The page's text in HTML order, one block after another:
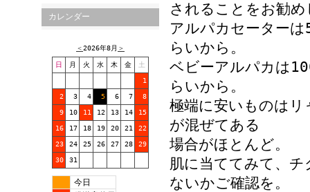
カレンダー
＜2026年8月 ＞
日 月 火 水 木 金 土
1
2 3 4 5 6 7 8
9 10 11 12 13 14 15
16 17 18 19 20 21 22
23 24 25 26 27 28 29
30 31
今日
されることをお勧
アルパカセーター
らいから。
ベビーアルパカは
らいから。
極端に安いものはリ
が混ぜてある
場合がほとんど。
肌に当ててみて、チ
ないかご確認を。